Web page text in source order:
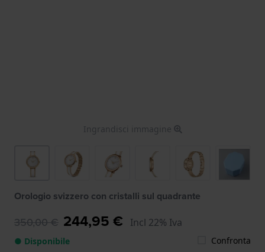
Ingrandisci immagine
Orologio svizzero con cristalli sul quadrante
350,00 € 244,95 € Incl 22% Iva
● Disponibile Confronta